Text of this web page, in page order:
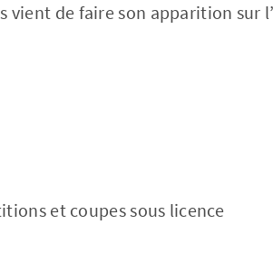
vient de faire son apparition sur
et coupes sous licence